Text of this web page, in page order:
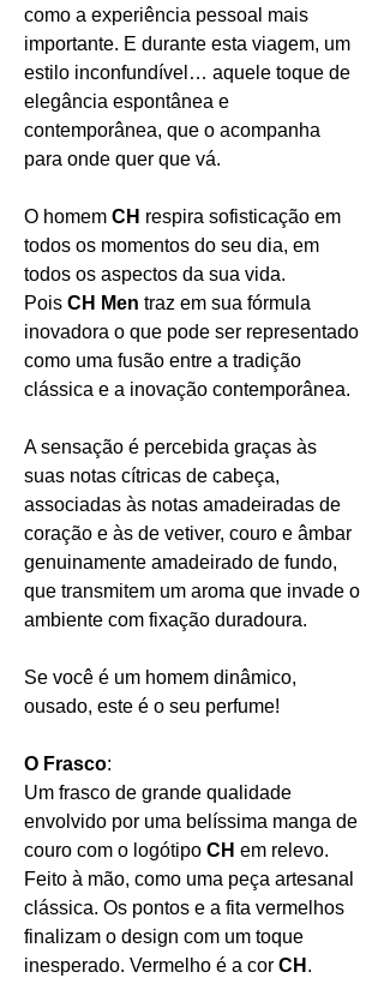
como a experiência pessoal mais
importante. E durante esta viagem, um
estilo inconfundível… aquele toque de
elegância espontânea e
contemporânea, que o acompanha
para onde quer que vá.
O homem CH respira sofisticação em
todos os momentos do seu dia, em
todos os aspectos da sua vida.
Pois CH Men traz em sua fórmula
inovadora o que pode ser representado
como uma fusão entre a tradição
clássica e a inovação contemporânea.
A sensação é percebida graças às
suas notas cítricas de cabeça,
associadas às notas amadeiradas de
coração e às de vetiver, couro e âmbar
genuinamente amadeirado de fundo,
que transmitem um aroma que invade o
ambiente com fixação duradoura.
Se você é um homem dinâmico,
ousado, este é o seu perfume!
O Frasco:
Um frasco de grande qualidade
envolvido por uma belíssima manga de
couro com o logótipo CH em relevo.
Feito à mão, como uma peça artesanal
clássica. Os pontos e a fita vermelhos
finalizam o design com um toque
inesperado. Vermelho é a cor CH .